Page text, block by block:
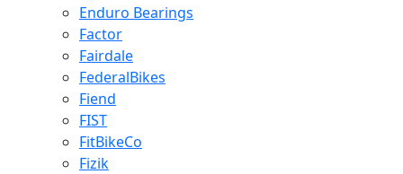
Enduro Bearings
Factor
Fairdale
FederalBikes
Fiend
FIST
FitBikeCo
Fizik